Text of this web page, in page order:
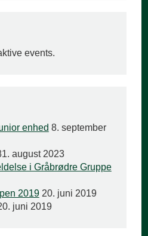
events.
enhed 8. september
august 2023
i Gråbrødre Gruppe
2019 20. juni 2019
juni 2019